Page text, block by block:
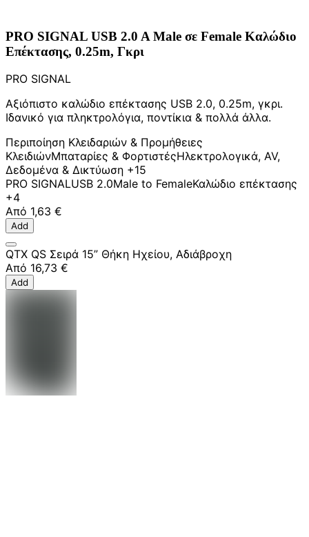
PRO SIGNAL USB 2.0 A Male σε Female Καλώδιο
Επέκτασης, 0.25m, Γκρι
PRO SIGNAL
Αξιόπιστο καλώδιο επέκτασης USB 2.0, 0.25m, γκρι.
Ιδανικό για πληκτρολόγια, ποντίκια & πολλά άλλα.
Περιποίηση Κλειδαριών & Προμήθειες
ΚλειδιώνΜπαταρίες & ΦορτιστέςΗλεκτρολογικά, AV,
Δεδομένα & Δικτύωση +15
PRO SIGNALUSB 2.0Male to FemaleΚαλώδιο επέκτασης
+4
Από 1,63 €
Add
QTX QS Σειρά 15” Θήκη Ηχείου, Αδιάβροχη
Από 16,73 €
Add